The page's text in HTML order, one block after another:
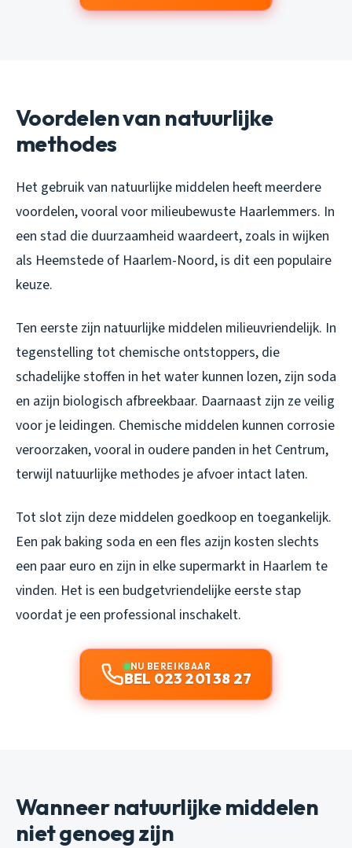
Voordelen van natuurlijke
methodes
Het gebruik van natuurlijke middelen heeft meerdere
voordelen, vooral voor milieubewuste Haarlemmers. In
een stad die duurzaamheid waardeert, zoals in wijken
als Heemstede of Haarlem-Noord, is dit een populaire
keuze.
Ten eerste zijn natuurlijke middelen milieuvriendelijk. In
tegenstelling tot chemische ontstoppers, die
schadelijke stoffen in het water kunnen lozen, zijn soda
en azijn biologisch afbreekbaar. Daarnaast zijn ze veilig
voor je leidingen. Chemische middelen kunnen corrosie
veroorzaken, vooral in oudere panden in het Centrum,
terwijl natuurlijke methodes je afvoer intact laten.
Tot slot zijn deze middelen goedkoop en toegankelijk.
Een pak baking soda en een fles azijn kosten slechts
een paar euro en zijn in elke supermarkt in Haarlem te
vinden. Het is een budgetvriendelijke eerste stap
voordat je een professional inschakelt.
NU BEREIKBAAR
BEL 023 201 38 27
Wanneer natuurlijke middelen
niet genoeg zijn